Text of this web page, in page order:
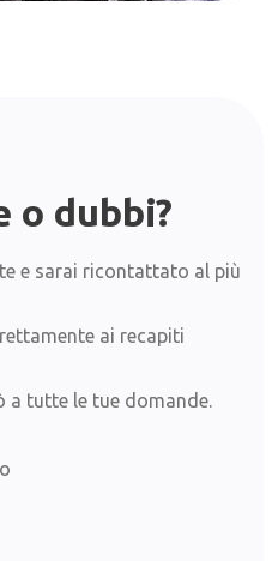
o dubbi?
e sarai ricontattato al più
ai recapiti
a tutte le tue domande.